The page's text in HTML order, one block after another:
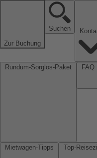
Zur Buchung
Suchen